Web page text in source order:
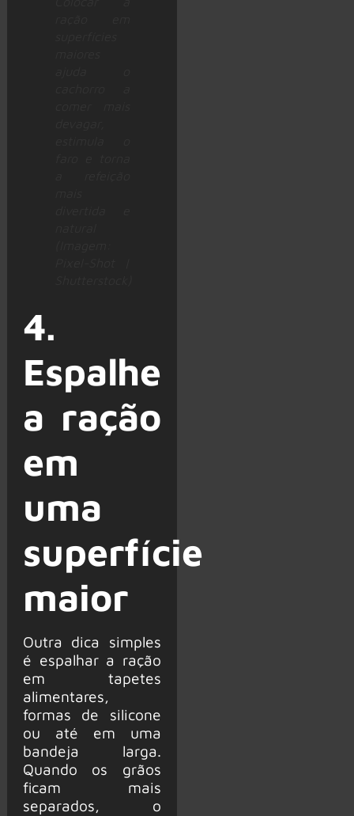
4.
Espalhe
a ração
em
uma
superfície
maior
Outra dica simples
é espalhar a ração
em tapetes
alimentares,
formas de silicone
ou até em uma
bandeja larga.
Quando os grãos
ficam mais
separados, o